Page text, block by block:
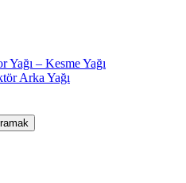
Yağı – Kesme Yağı
Arka Yağı